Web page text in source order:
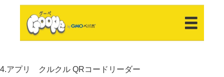
4.アプリ クルクル QRコードリーダー